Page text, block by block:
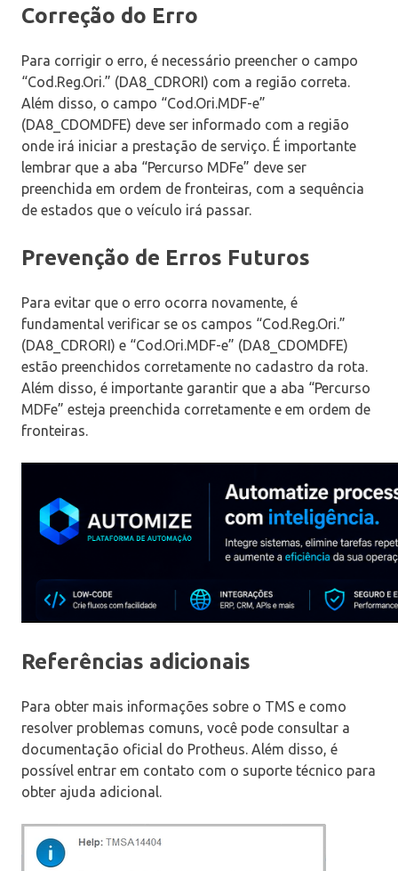
Correção do Erro
Para corrigir o erro, é necessário preencher o campo
“Cod.Reg.Ori.” (DA8_CDRORI) com a região correta.
Além disso, o campo “Cod.Ori.MDF-e”
(DA8_CDOMDFE) deve ser informado com a região
onde irá iniciar a prestação de serviço. É importante
lembrar que a aba “Percurso MDFe” deve ser
preenchida em ordem de fronteiras, com a sequência
de estados que o veículo irá passar.
Prevenção de Erros Futuros
Para evitar que o erro ocorra novamente, é
fundamental verificar se os campos “Cod.Reg.Ori.”
(DA8_CDRORI) e “Cod.Ori.MDF-e” (DA8_CDOMDFE)
estão preenchidos corretamente no cadastro da rota.
Além disso, é importante garantir que a aba “Percurso
MDFe” esteja preenchida corretamente e em ordem de
fronteiras.
Referências adicionais
Para obter mais informações sobre o TMS e como
resolver problemas comuns, você pode consultar a
documentação oficial do Protheus. Além disso, é
possível entrar em contato com o suporte técnico para
obter ajuda adicional.